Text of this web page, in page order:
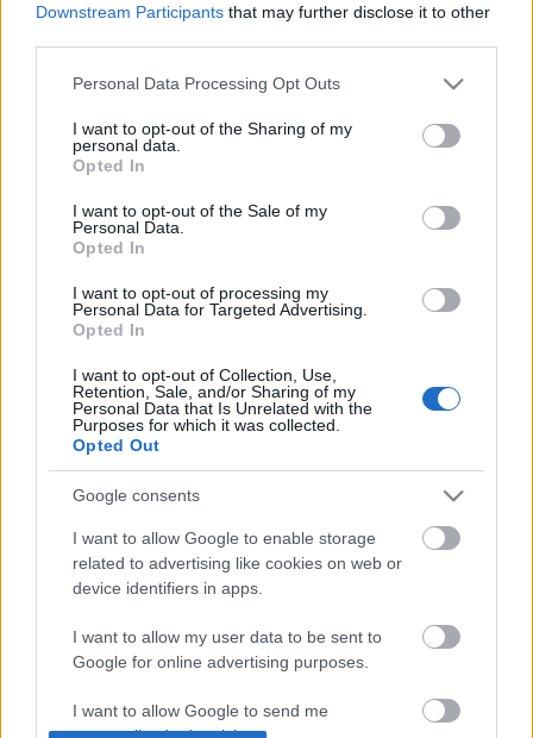
Downstream Participants that may further disclose it to other
Please note that this website/app uses one or more Google
not limited to your visit or usage behaviour. You may click to
grant or deny consent to Google and its third-party tags to
use your data for below specified purposes in below Google
consent section.
Personal Data Processing Opt Outs
I want to opt-out of the Sharing of my
personal data.
Opted In
I want to opt-out of the Sale of my
Personal Data.
Opted In
I want to opt-out of processing my
Personal Data for Targeted Advertising.
Opted In
I want to opt-out of Collection, Use,
Retention, Sale, and/or Sharing of my
Personal Data that Is Unrelated with the
Purposes for which it was collected.
Opted Out
Google consents
I want to allow Google to enable storage
related to advertising like cookies on web or
device identifiers in apps.
I want to allow my user data to be sent to
Google for online advertising purposes.
I want to allow Google to send me
Címkék:premier
Ajánlott bejegyzések:
Visszavette a bakelit a vezető helyét a
fizikai eladásokban
Jövő pénteken élőben is bemutatkozik a
Jägermeister Brass Band - Nyerj páros
belépőt a bulira!